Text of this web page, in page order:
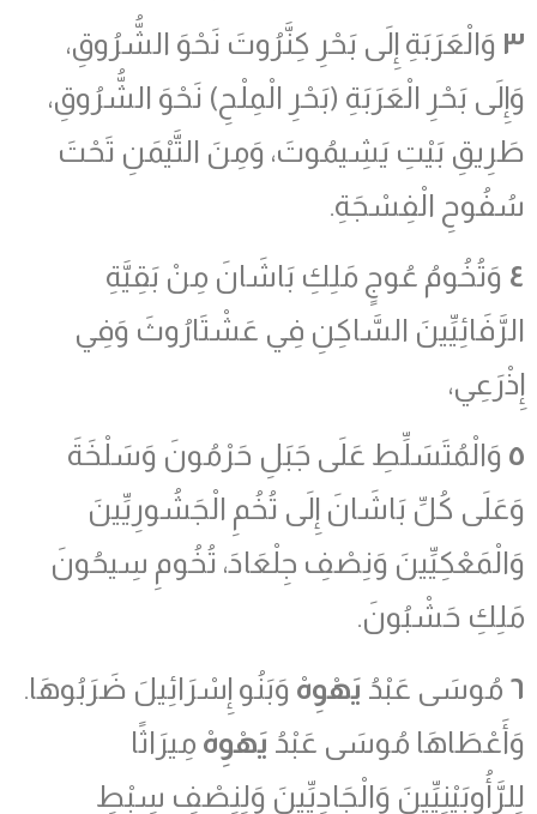
٣ وَالْعَرَبَةِ إِلَى بَحْرِ كِنَّرُوتَ نَحْوَ الشُّرُوقِ،
وَإِلَى بَحْرِ الْعَرَبَةِ (بَحْرِ الْمِلْحِ) نَحْوَ الشُّرُوقِ،
طَرِيقِ بَيْتِ يَشِيمُوتَ، وَمِنَ التَّيْمَنِ تَحْتَ
سُفُوحِ الْفِسْجَةِ.
٤ وَتُخُومُ عُوجٍ مَلِكِ بَاشَانَ مِنْ بَقِيَّةِ
الرَّفَائِيِّينَ السَّاكِنِ فِي عَشْتَارُوثَ وَفِي
إِذْرَعِي،
٥ وَالْمُتَسَلِّطِ عَلَى جَبَلِ حَرْمُونَ وَسَلْخَةَ
وَعَلَى كُلِّ بَاشَانَ إِلَى تُخُمِ الْجَشُورِيِّينَ
وَالْمَعْكِيِّينَ وَنِصْفِ جِلْعَادَ، تُخُومِ سِيحُونَ
مَلِكِ حَشْبُونَ.
٦ مُوسَى عَبْدُ يَهْوِهْ وَبَنُو إِسْرَائِيلَ ضَرَبُوهَا.
وَأَعْطَاهَا مُوسَى عَبْدُ يَهْوِهْ مِيرَاثًا
لِلرَّأُوبَيْنِيِّينَ وَالْجَادِيِّينَ وَلِنِصْفِ سِبْطِ